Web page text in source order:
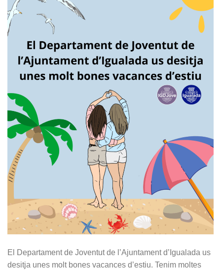
El Departament de Joventut de l’Ajuntament d’Igualada us
desitja unes molt bones vacances d’estiu. Tenim moltes